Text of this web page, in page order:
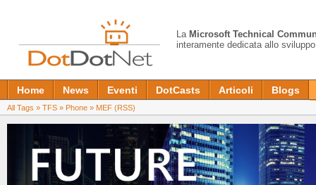
La Microsoft Technical
interamente dedicata allo
Home News Eventi DotCasts Articoli Blogs
All Tags » TFS » Phone » MEF (RSS)